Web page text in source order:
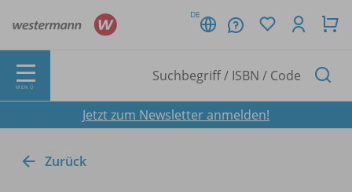
DE
MENÜ
Jetzt zum Newsletter anmelden!
Zurück